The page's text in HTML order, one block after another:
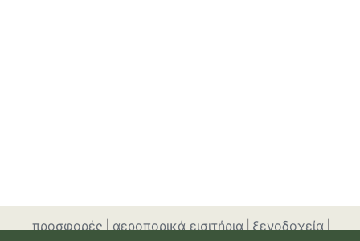
προσφορές|αεροπορικά εισιτήρια|ξενοδοχεία|